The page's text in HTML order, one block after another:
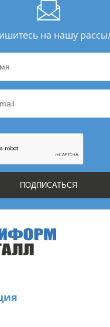
на нашу